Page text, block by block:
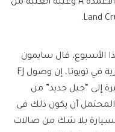
تعتبر المقابض الكبيرة الموجودة على الأعمدة A وعتبة العتبة من
الأسبوع، قال سايمون
همفريز، كبير مسؤولي العلامات التجارية في تويوتا، إن وصول FJ
إلى “جيل جديد” من
أن يكون ذلك في
بلا شك من صالات